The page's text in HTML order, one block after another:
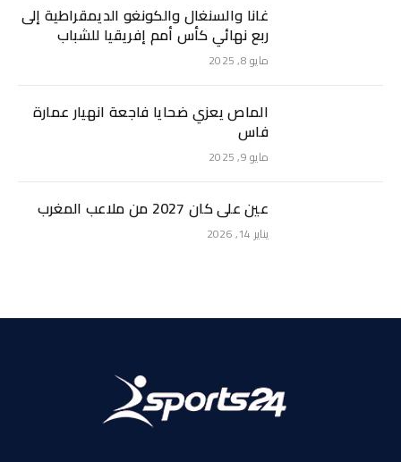
غانا والسنغال والكونغو الديمقراطية إلى
ربع نهائي كأس أمم إفريقيا للشباب
مايو 8, 2025
الماص يعزي ضحايا فاجعة انهيار عمارة
فاس
مايو 9, 2025
عين على كان 2027 من ملاعب المغرب
يناير 14, 2026